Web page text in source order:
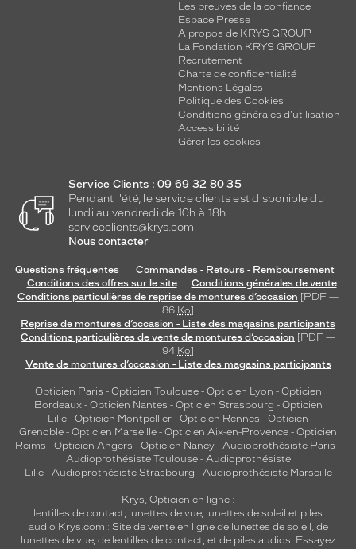
Les preuves de la confiance
Espace Presse
A propos de KRYS GROUP
La Fondation KRYS GROUP
Recrutement
Charte de confidentialité
Mentions Légales
Politique des Cookies
Conditions générales d'utilisation
Accessibilité
Gérer les cookies
Service Clients : 09 69 32 80 35
Pendant l'été, le service clients est disponible du
lundi au vendredi de 10h à 18h.
serviceclients@krys.com
Nous contacter
Questions fréquentes
Commandes - Retours - Remboursement
Conditions des offres sur le site
Conditions générales de vente
Conditions particulières de reprise de montures d’occasion [PDF —
86 Ko]
Reprise de montures d’occasion - Liste des magasins participants
Conditions particulières de vente de montures d’occasion [PDF —
94 Ko]
Vente de montures d’occasion - Liste des magasins participants
Opticien Paris - Opticien Toulouse- Opticien Lyon - Opticien
Bordeaux- Opticien Nantes - Opticien Strasbourg - Opticien
Lille - Opticien Montpellier - Opticien Rennes - Opticien
Grenoble - Opticien Marseille - Opticien Aix-en-Provence - Opticien
Reims - Opticien Angers - Opticien Nancy - Audioprothésiste Paris -
Audioprothésiste Toulouse- Audioprothésiste
Lille- Audioprothésiste Strasbourg - Audioprothésiste Marseille
Krys, Opticien en ligne :
lentilles de contact, lunettes de vue, lunettes de soleil et piles
audio Krys.com : Site de vente en ligne de lunettes de soleil, de
lunettes de vue, de lentilles de contact, et de piles audios. Essayez